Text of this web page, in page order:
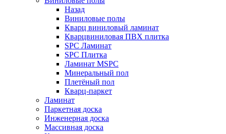
Назад
Виниловые полы
Кварц виниловый ламинат
Кварцвиниловая ПВХ плитка
SPC Ламинат
SPC Плитка
Ламинат MSPC
Минеральный пол
Плетёный пол
Кварц-паркет
Ламинат
Паркетная доска
Инженерная доска
Массивная доска